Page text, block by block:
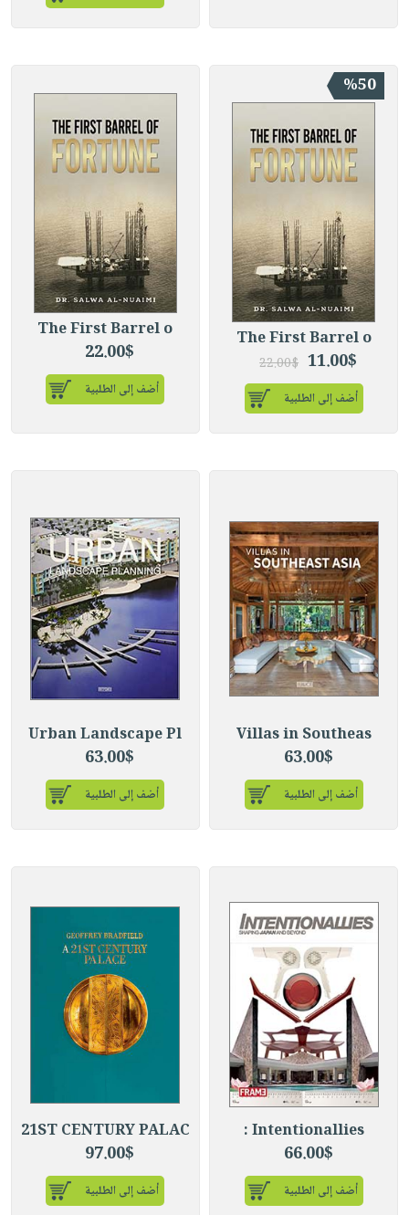
%50
The First Barrel o
11.00$
22.00$
أضف إلى الطلبية
The First Barrel o
22.00$
أضف إلى الطلبية
Villas in Southeas
63.00$
أضف إلى الطلبية
Urban Landscape Pl
63.00$
أضف إلى الطلبية
Intentionallies :
66.00$
أضف إلى الطلبية
21ST CENTURY PALAC
97.00$
أضف إلى الطلبية